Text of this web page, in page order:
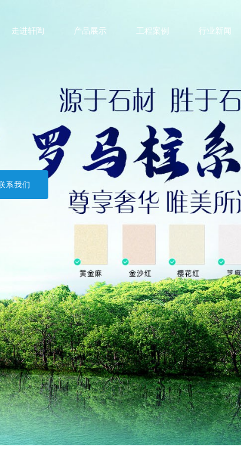
走进轩陶 产品展示 工程案例 行业新闻